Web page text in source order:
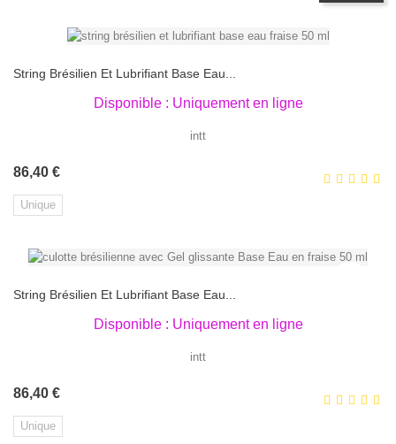
String Brésilien Et Lubrifiant Base Eau...
Disponible : Uniquement en ligne
intt
86,40 €Prix
Unique
String Brésilien Et Lubrifiant Base Eau...
Disponible : Uniquement en ligne
intt
86,40 €Prix
Unique